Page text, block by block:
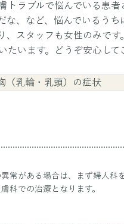
トラブルで悩んでいる患
な、など、悩んでいるう
、スタッフも女性のみで
たいます。どうぞ安心して
（乳輪・乳頭）の症状
常がある場合は、まず婦人科
科での治療となります。